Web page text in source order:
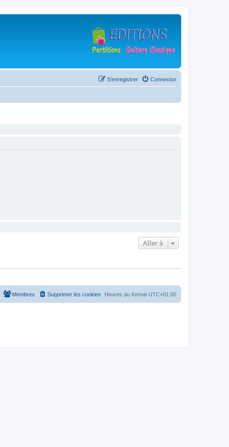
Connexion
S’enregistrer
Aller à
Heures au format UTC+01:00
Supprimer les cookies
Membres